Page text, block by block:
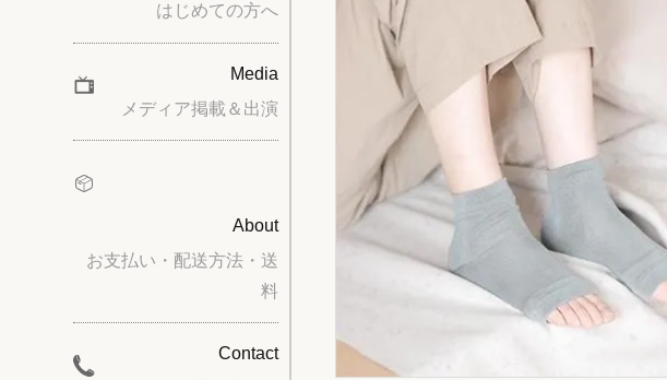
はじめての方へ
Media
メディア掲載＆出演
About
お支払い・配送方法・送
料
Contact